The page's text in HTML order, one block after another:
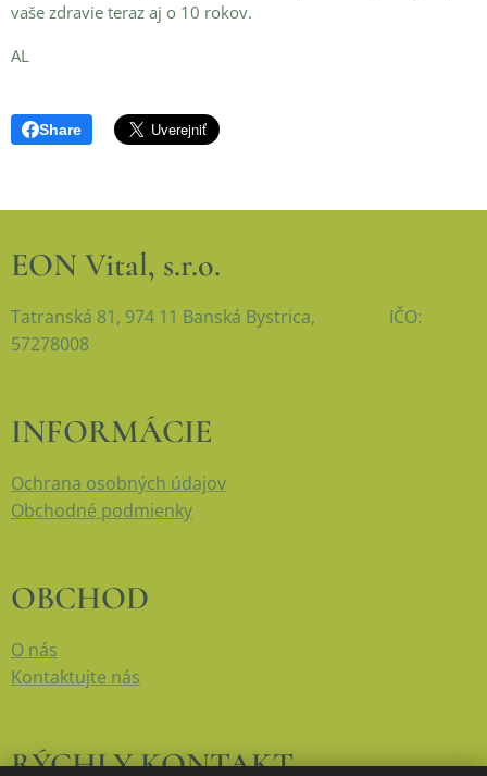
vaše zdravie teraz aj o 10 rokov.
AL
Share
EON Vital, s.r.o.
Tatranská 81, 974 11 Banská Bystrica, IČO:
57278008
INFORMÁCIE
Ochrana osobných údajov
Obchodné podmienky
OBCHOD
O nás
Kontaktujte nás
RÝCHLY KONTAKT